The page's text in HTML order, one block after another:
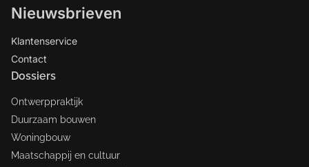
Nieuwsbrieven
Klantenservice
Contact
Dossiers
Ontwerppraktijk
Duurzaam bouwen
Woningbouw
Maatschappij en cultuur